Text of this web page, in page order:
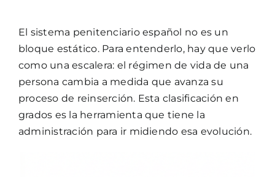
El sistema penitenciario español no es un
bloque estático. Para entenderlo, hay que verlo
como una escalera: el régimen de vida de una
persona cambia a medida que avanza su
proceso de reinserción. Esta clasificación en
grados es la herramienta que tiene la
administración para ir midiendo esa evolución.